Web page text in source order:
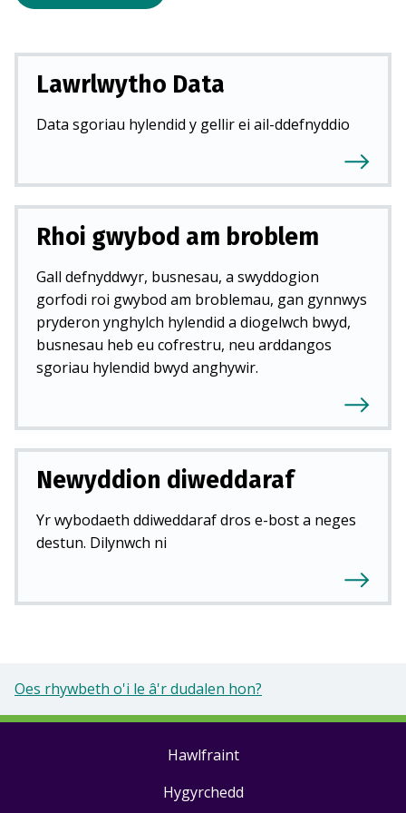
Lawrlwytho Data
Data sgoriau hylendid y gellir ei ail-ddefnyddio
Rhoi gwybod am broblem
Gall defnyddwyr, busnesau, a swyddogion
gorfodi roi gwybod am broblemau, gan gynnwys
pryderon ynghylch hylendid a diogelwch bwyd,
busnesau heb eu cofrestru, neu arddangos
sgoriau hylendid bwyd anghywir.
Newyddion diweddaraf
Yr wybodaeth ddiweddaraf dros e-bost a neges
destun. Dilynwch ni
Oes rhywbeth o'i le â'r dudalen hon?
Hawlfraint
Hygyrchedd